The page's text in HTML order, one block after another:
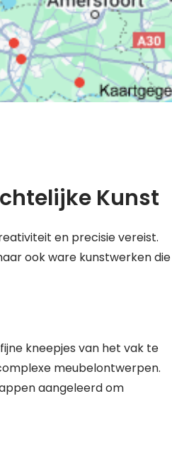
Kunst
en precisie vereist.
ook ware kunstwerken die
kneepjes van het vak te
meubelontwerpen.
aangeleerd om